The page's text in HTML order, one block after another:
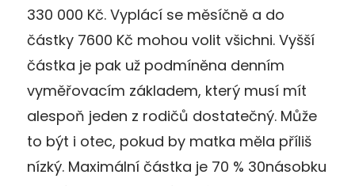
330 000 Kč. Vyplácí se měsíčně a do
částky 7600 Kč mohou volit všichni. Vyšší
částka je pak už podmíněna denním
vyměřovacím základem, který musí mít
alespoň jeden z rodičů dostatečný. Může
to být i otec, pokud by matka měla příliš
nízký. Maximální částka je 70 % 30násobku